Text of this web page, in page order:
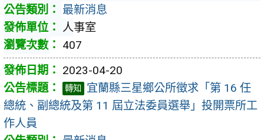
最新消息
人事室
407
2023-04-20
轉知
宜蘭縣三星鄉公所徵求「第 16 任
總統、副總統及第 11 屆立法委員選舉」投開票所工
作人員